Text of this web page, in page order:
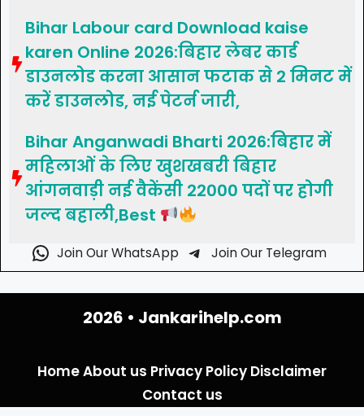
Bihar Labour card Download kaise
karen Online 2026:बिहार लेबर कार्ड
डाउनलोड करना आसान फटाक से 2 मिनट में
करें डाउनलोड, नई पेटर्न जारी,
Bihar Anganwadi Bharti 2026:बिहार में
महिलाओं के लिए खुशखबरी बिहार
आंगनवाड़ी नई वैकेंसी 22000 पदों पर होगी
जल्द बहाली,Best
Join Our WhatsApp Join Our Telegram
2026 • Jankarihelp.com
HomeAbout us Privacy Policy Disclaimer
Contact us